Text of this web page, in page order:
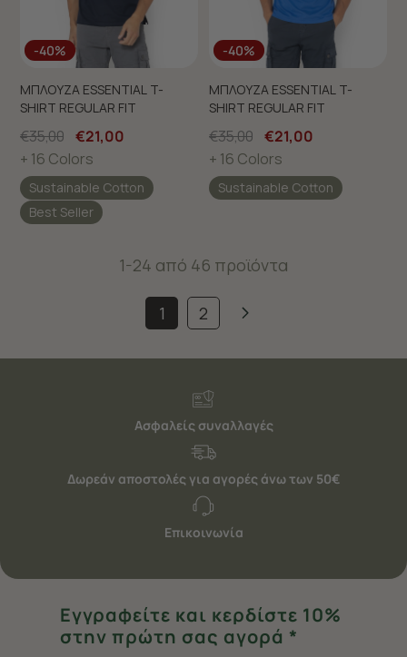
-40%
ΜΠΛΟΥΖΑ ESSENTIAL T-
SHIRT REGULAR FIT
€35,00 €21,00
+ 16 Colors
Sustainable Cotton
Best Seller
-40%
ΜΠΛΟΥΖΑ ESSENTIAL T-
SHIRT REGULAR FIT
€35,00 €21,00
+ 16 Colors
Sustainable Cotton
1-24 από 46 προϊόντα
1 2
Ασφαλείς συναλλαγές
Δωρεάν αποστολές για αγορές άνω των 50€
Επικοινωνία
Εγγραφείτε και κερδίστε 10%
στην πρώτη σας αγορά *